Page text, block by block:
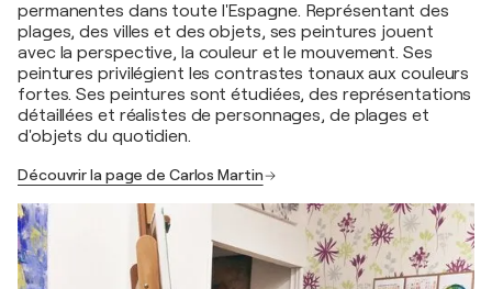
permanentes dans toute l'Espagne. Représentant des
plages, des villes et des objets, ses peintures jouent
avec la perspective, la couleur et le mouvement. Ses
peintures privilégient les contrastes tonaux aux couleurs
fortes. Ses peintures sont étudiées, des représentations
détaillées et réalistes de personnages, de plages et
d'objets du quotidien.
Découvrir la page de Carlos Martin